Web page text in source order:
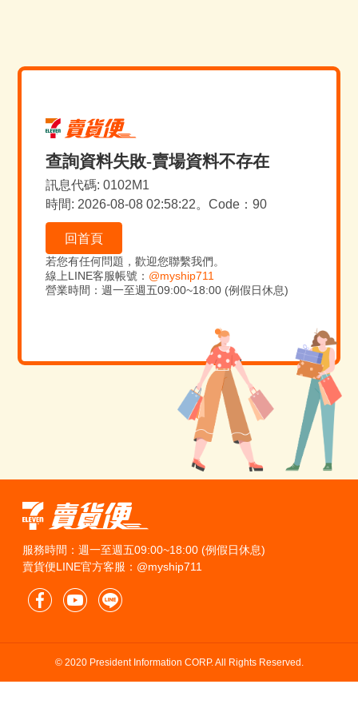
查詢資料失敗-賣場資料不存在
訊息代碼: 0102M1
時間: 2026-08-08 02:58:22。Code：90
回首頁
若您有任何問題，歡迎您聯繫我們。
線上LINE客服帳號： @myship711
營業時間：週一至週五09:00~18:00 (例假日休息)
服務時間：週一至週五09:00~18:00 (例假日休息)
賣貨便LINE官方客服：@myship711
© 2020 President Information CORP. All Rights Reserved.